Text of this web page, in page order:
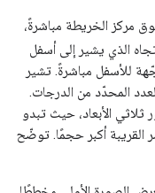
الخريطة مباشرةً،
الذي يشير إلى أسفل
كاميرا موجّهة للأسفل مباشرةً. تشير
بالعدد المحدّد من الدرجات.
الأبعاد، حيث تبدو
أكبر حجمًا. توضّح